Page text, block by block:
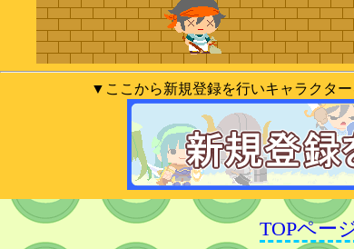
▼ここから新規登録を行いキャラクタ
TOPペー